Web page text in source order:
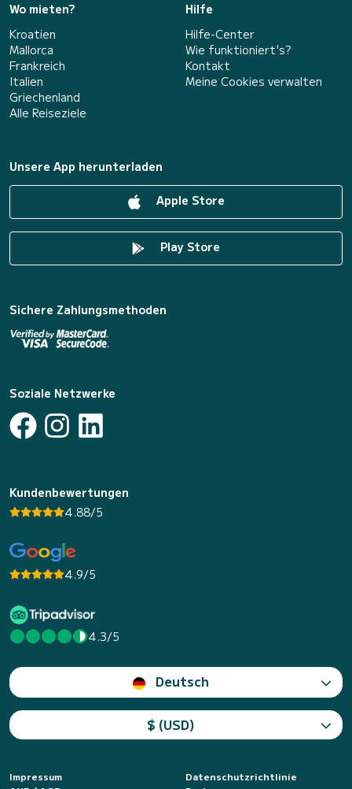
Wo mieten?
Kroatien
Mallorca
Frankreich
Italien
Griechenland
Alle Reiseziele
Hilfe
Hilfe-Center
Wie funktioniert's?
Kontakt
Meine Cookies verwalten
Unsere App herunterladen
Apple Store
Play Store
Sichere Zahlungsmethoden
Soziale Netzwerke
Kundenbewertungen
4.88/5
4.9/5
4.3/5
Deutsch
$ (USD)
Impressum
Datenschutzrichtlinie